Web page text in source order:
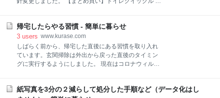
書いていない。だから読み返す気も起きませんでし
た。 念のためしばらく保管していましたが、やっぱり
読み返す気が起きません。つまりこれは日記のような
ものとは
日掃除するので、真ん中のミシン目から切り離して半
分サイズで掃除していました。それでも一回当たり、
7～8円のコストです。捨てるものにそんなコストをか
けるのはもったいない。 先日、たまたまこのシートを
切らしました。そこで代用に、西友のPBである除菌ア
つまり2枚使ってもコストは一回当たり2円以下なので
帰宅したらやる習慣 - 簡単に暮らせ
3 users www.kurase.com
しばらく前から、帰宅した直後にある習慣を取り入れ
ています。玄関掃除は外出から戻った直後のタイミン
グに実行するようにしました。 現在はコロナウィルス
ので、そのまま使い捨て手袋をして、箒で玄関の内外
紙写真を3分の２減らして処分した手順など（データ化はし